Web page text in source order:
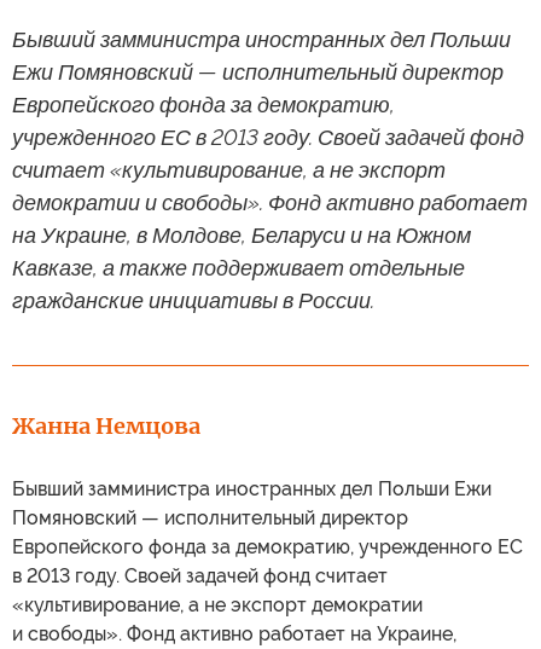
Бывший замминистра иностранных дел Польши
Ежи Помяновский — исполнительный директор
Европейского фонда за демократию,
учрежденного ЕС в 2013 году. Своей задачей фонд
считает «культивирование, а не экспорт
демократии и свободы». Фонд активно работает
на Украине, в Молдове, Беларуси и на Южном
Кавказе, а также поддерживает отдельные
гражданские инициативы в России.
Жанна Немцова
Бывший замминистра иностранных дел Польши Ежи
Помяновский — исполнительный директор
Европейского фонда за демократию, учрежденного ЕС
в 2013 году. Своей задачей фонд считает
«культивирование, а не экспорт демократии
и свободы». Фонд активно работает на Украине,